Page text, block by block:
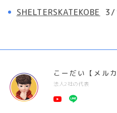
SHELTERSKATEKOBE
3/
こーだい【メル
法人2社の代表